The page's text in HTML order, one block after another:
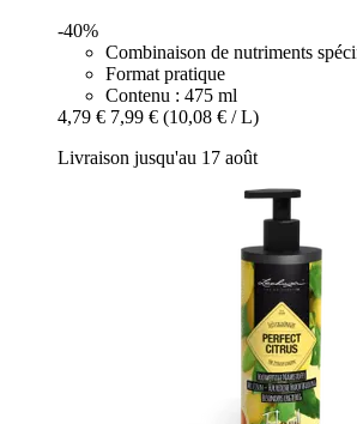
-40%
Combinaison de nutriments
Format pratique
Contenu : 475 ml
4,79 € 7,99 € (10,08 € / L)
Livraison jusqu'au 17 août